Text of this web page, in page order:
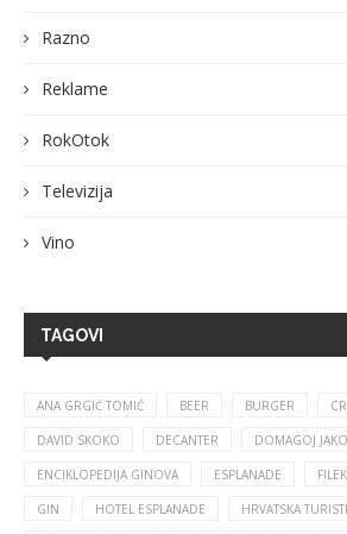
Razno
Reklame
RokOtok
Televizija
Vino
TAGOVI
ANA GRGIĆ TOMIĆ BEER BURGER
DAVID SKOKO DECANTER DOMAGOJ
ENCIKLOPEDIJA GINOVA ESPLANADE
GIN HOTEL ESPLANADE HRVATSKA